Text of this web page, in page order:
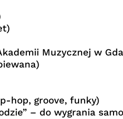
Muzycznej w
hop, groove, funky)
– do wygrania